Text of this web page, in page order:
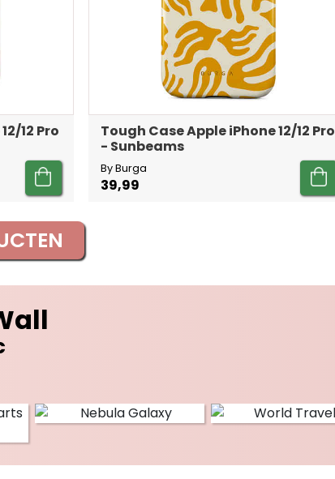
12 Pro
Tough Case Apple iPhone 12/12 Pro
- Sunbeams
By Burga
39,99